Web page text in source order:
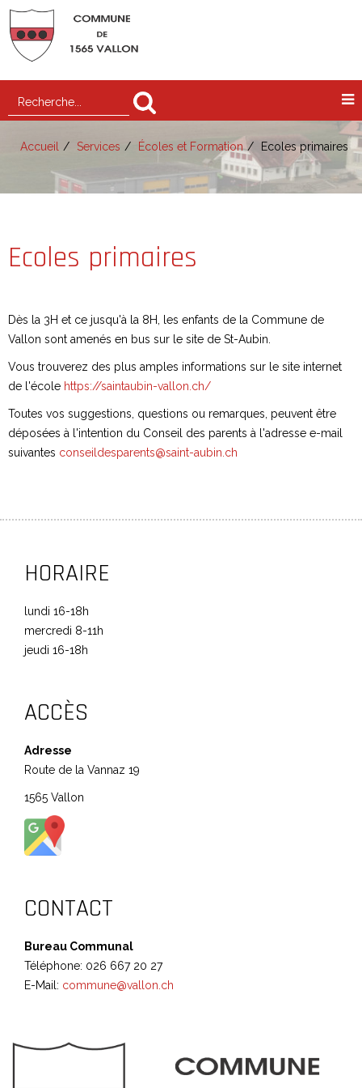
Accueil Services Écoles et Formation Ecoles primaires
Ecoles primaires
Dès la 3H et ce jusqu'à la 8H, les enfants de la Commune de
Vallon sont amenés en bus sur le site de St-Aubin.
Vous trouverez des plus amples informations sur le site internet
de l'école https://saintaubin-vallon.ch/
Toutes vos suggestions, questions ou remarques, peuvent être
déposées à l'intention du Conseil des parents à l'adresse e-mail
suivantes conseildesparents@saint-aubin.ch
HORAIRE
lundi 16-18h
mercredi 8-11h
jeudi 16-18h
ACCÈS
Adresse
Route de la Vannaz 19
1565 Vallon
CONTACT
Bureau Communal
Téléphone: 026 667 20 27
E-Mail: commune@vallon.ch